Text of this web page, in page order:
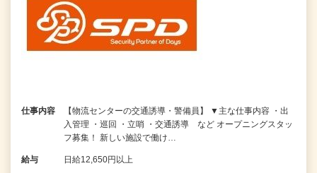
仕事内容
【物流センターの交通誘導・警備員】 ▼主な仕事内容 ・出
入管理 ・巡回 ・立哨 ・交通誘導 など オープニングスタッ
フ募集！ 新しい施設で働け…
給与 日給12,650円以上